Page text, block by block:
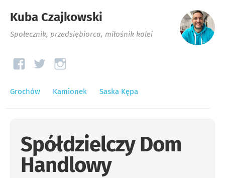
Kuba Czajkowski
Społecznik, przedsiębiorca, miłośnik kolei
Grochów Kamionek Saska Kępa
Spółdzielczy Dom
Handlowy